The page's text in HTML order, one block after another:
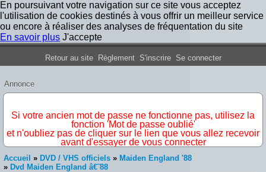
En poursuivant votre navigation sur ce site vous acceptez
l'utilisation de cookies destinés à vous offrir un meilleur service
ou encore à réaliser des analyses de fréquentation du site
En savoir plus J'accepte
Forum Iron Maiden France
Retour au site Règlement S'inscrire Se connecter
Annonce
Si votre ancien mot de passe ne fonctionne pas, utilisez la
fonction 'Mot de passe oublié'
et n'oubliez pas de cliquer sur le lien que vous allez recevoir
avant d'essayer de vous connecter
Accueil » DVD / VHS officiels » Maiden England '88
» Dvd Maiden England â€˜88